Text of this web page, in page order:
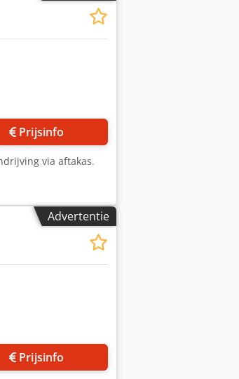
Prijsinfo
via aftakas.
Advertentie
Prijsinfo